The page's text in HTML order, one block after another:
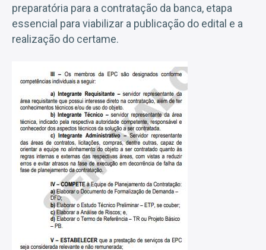
preparatória para a contratação da banca, etapa
essencial para viabilizar a publicação do edital e a
realização do certame.